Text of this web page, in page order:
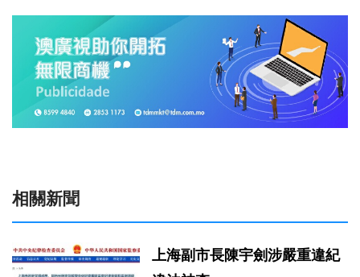
相關新聞
上海副市長陳宇劍涉嚴重違紀